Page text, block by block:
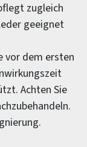
zugleich
geeignet
vor dem ersten
Achten Sie